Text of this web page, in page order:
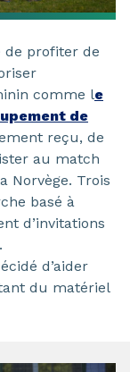
de profiter de
comme le
de
reçu, de
au match
Norvège. Trois
basé à
d’invitations
d’aider
du matériel